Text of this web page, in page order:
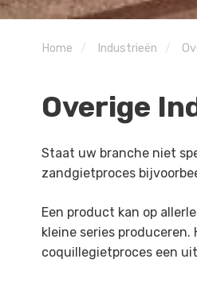
Home Industrieën
Overige
Staat uw branche niet
zandgietproces
Een product kan op
kleine series
coquillegietproces een